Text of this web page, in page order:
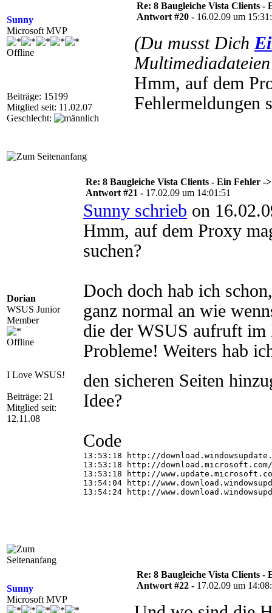
Sunny
Microsoft MVP
Offline
Beiträge: 15199
Mitglied seit: 11.02.07
Geschlecht:
Re: 8 Baugleiche Vista Clients
Antwort #20 - 16.02.09 um
(Du musst Dich
Hmm, auf dem
Fehlermeldungen
Dorian
WSUS Junior
Member
Offline
I Love WSUS!
Beiträge: 21
Mitglied seit:
12.11.08
Re: 8 Baugleiche Vista Clients - Ein Fehler
Antwort #21 - 17.02.09 um 14:01:51
Sunny schrieb on
Hmm, auf dem Proxy
suchen?
Doch doch hab ich
ganz normal an wie
die der WSUS aufruft im
Probleme! Weiters hab
den sicheren Seiten
Idee?
Code
13:53:18 http://
13:53:18 http://
13:53:18 http://
13:54:04 http://
13:54:24 http://
Sunny
Microsoft MVP
Re: 8 Baugleiche Vista Clients
Antwort #22 - 17.02.09 um